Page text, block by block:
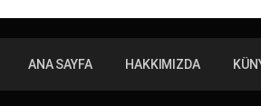
ANA SAYFA HAKKIMIZDA